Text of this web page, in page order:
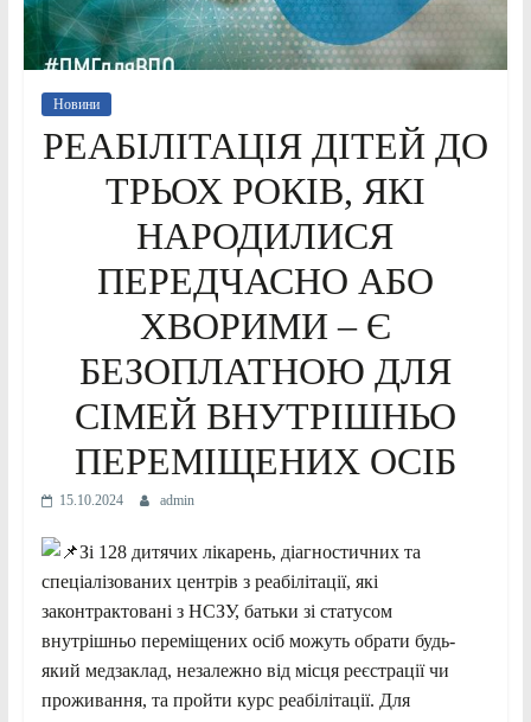
Новини
РЕАБІЛІТАЦІЯ ДІТЕЙ ДО
ТРЬОХ РОКІВ, ЯКІ
НАРОДИЛИСЯ
ПЕРЕДЧАСНО АБО
ХВОРИМИ – Є
БЕЗОПЛАТНОЮ ДЛЯ
СІМЕЙ ВНУТРІШНЬО
ПЕРЕМІЩЕНИХ ОСІБ
15.10.2024 admin
Зі 128 дитячих лікарень, діагностичних та
спеціалізованих центрів з реабілітації, які
законтрактовані з НСЗУ, батьки зі статусом
внутрішньо переміщених осіб можуть обрати будь-
який медзаклад, незалежно від місця реєстрації чи
проживання, та пройти курс реабілітації. Для